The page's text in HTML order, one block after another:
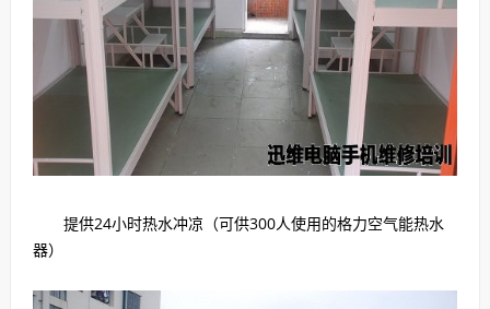
提供24小时热水冲凉（可供300人使用的格力空气能热水
器）